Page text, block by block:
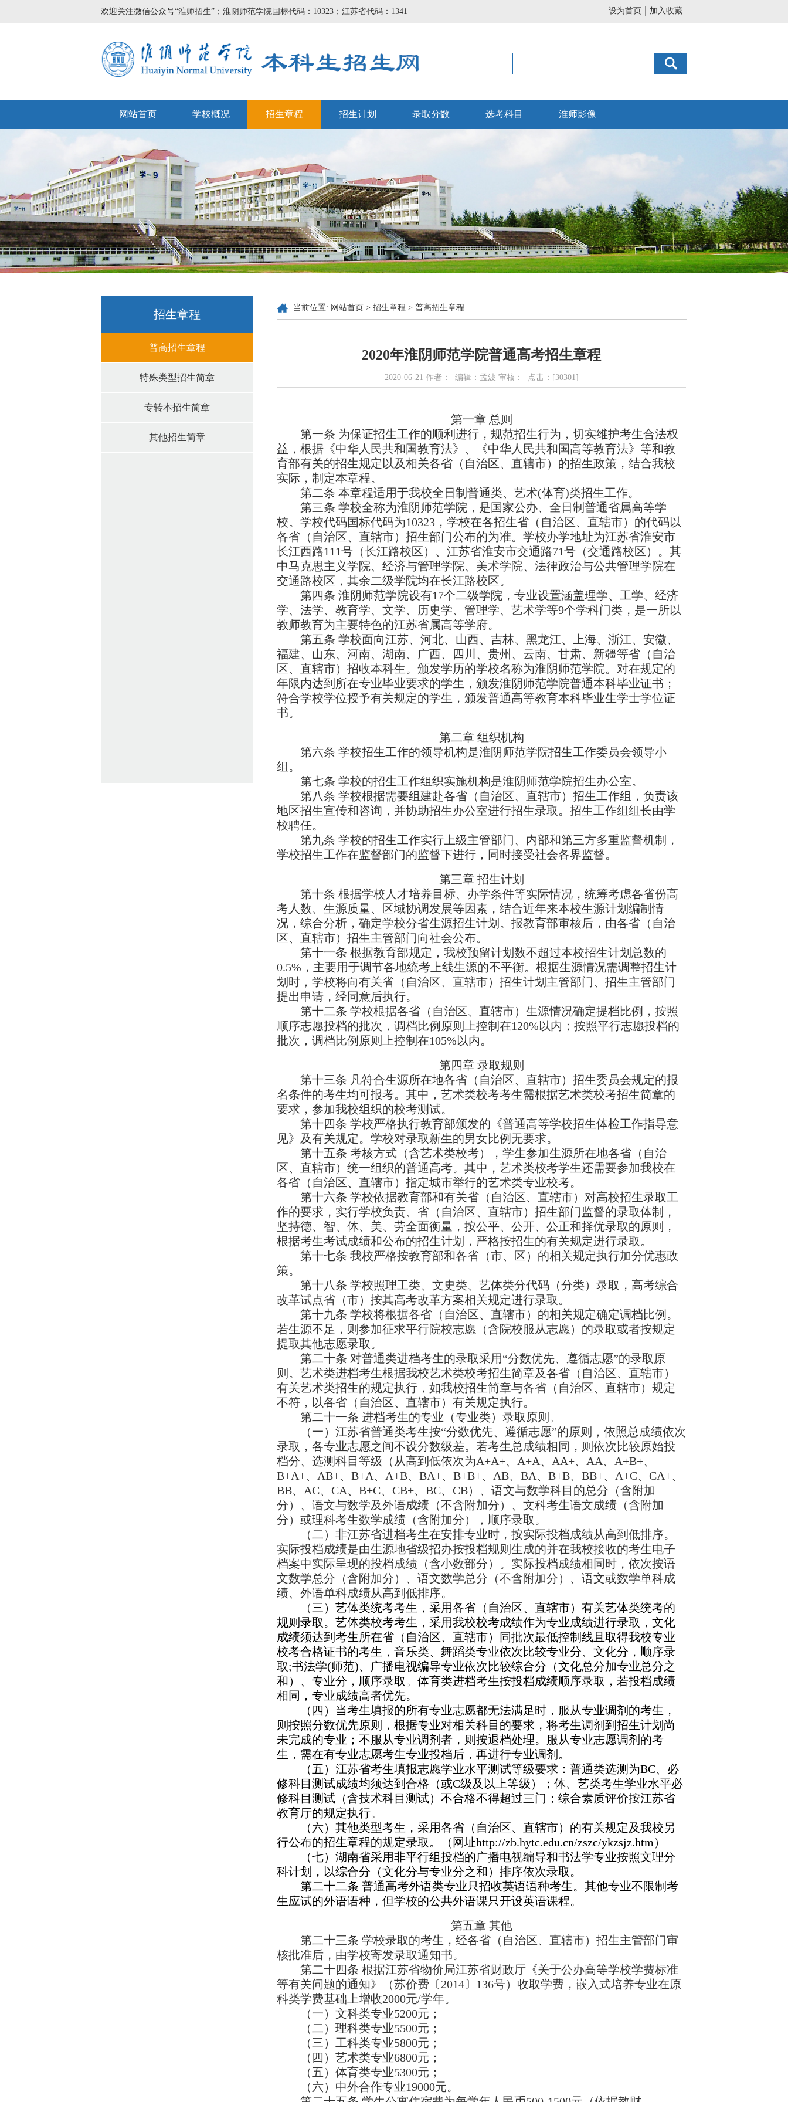
欢迎关注微信公众号“淮师招生”；淮阴师范学院国标代码：10323；江苏省代码：1341 设为首页 加入收藏
网站首页 学校概况 招生章程 招生计划 录取分数 选考科目 淮师影像
招生章程
普高招生章程
特殊类型招生简章
专转本招生简章
其他招生简章
当前位置: 网站首页 > 招生章程 > 普高招生章程
2020年淮阴师范学院普通高考招生章程
2020-06-21 作者： 编辑：孟波 审核： 点击：[30301]
第一章 总则
第一条 为保证招生工作的顺利进行，规范招生行为，切实维护考生合法权
益，根据《中华人民共和国教育法》、《中华人民共和国高等教育法》等和教
育部有关的招生规定以及相关各省（自治区、直辖市）的招生政策，结合我校
实际，制定本章程。
第二条 本章程适用于我校全日制普通类、艺术(体育)类招生工作。
第三条 学校全称为淮阴师范学院，是国家公办、全日制普通省属高等学
校。学校代码国标代码为10323 ，学校在各招生省（自治区、直辖市）的代码以
各省（自治区、直辖市）招生部门公布的为准。学校办学地址为江苏省淮安市
长江西路111号（长江路校区）、江苏省淮安市交通路71号（交通路校区）。其
中马克思主义学院、经济与管理学院、美术学院、法律政治与公共管理学院在
交通路校区，其余二级学院均在长江路校区。
第四条 淮阴师范学院设有17个二级学院，专业设置涵盖理学、工学、经济
学、法学、教育学、文学、历史学、管理学、艺术学等9个学科门类，是一所以
教师教育为主要特色的江苏省属高等学府。
第五条 学校面向江苏、河北、山西、吉林、黑龙江、上海、浙江、安徽、
福建、山东、河南、湖南、广西、四川、贵州、云南、甘肃、新疆等省（自治
区、直辖市）招收本科生。颁发学历的学校名称为淮阴师范学院。对在规定的
年限内达到所在专业毕业要求的学生，颁发淮阴师范学院普通本科毕业证书；
符合学校学位授予有关规定的学生，颁发普通高等教育本科毕业生学士学位证
书。
第二章 组织机构
第六条 学校招生工作的领导机构是淮阴师范学院招生工作委员会领导小
组。
第七条 学校的招生工作组织实施机构是淮阴师范学院招生办公室。
第八条 学校根据需要组建赴各省（自治区、直辖市）招生工作组，负责该
地区招生宣传和咨询，并协助招生办公室进行招生录取。招生工作组组长由学
校聘任。
第九条 学校的招生工作实行上级主管部门、内部和第三方多重监督机制，
学校招生工作在监督部门的监督下进行，同时接受社会各界监督。
第三章 招生计划
第十条 根据学校人才培养目标、办学条件等实际情况，统筹考虑各省份高
考人数、生源质量、区域协调发展等因素，结合近年来本校生源计划编制情
况，综合分析，确定学校分省生源招生计划。报教育部审核后，由各省（自治
区、直辖市）招生主管部门向社会公布。
第十一条 根据教育部规定，我校预留计划数不超过本校招生计划总数的
0.5% ，主要用于调节各地统考上线生源的不平衡。根据生源情况需调整招生计
划时，学校将向有关省（自治区、直辖市）招生计划主管部门、招生主管部门
提出申请，经同意后执行。
第十二条 学校根据各省（自治区、直辖市）生源情况确定提档比例，按照
顺序志愿投档的批次，调档比例原则上控制在120%以内；按照平行志愿投档的
批次，调档比例原则上控制在105%以内。
第四章 录取规则
第十三条 凡符合生源所在地各省（自治区、直辖市）招生委员会规定的报
名条件的考生均可报考。其中，艺术类校考考生需根据艺术类校考招生简章的
要求，参加我校组织的校考测试。
第十四条 学校严格执行教育部颁发的《普通高等学校招生体检工作指导意
见》及有关规定。学校对录取新生的男女比例无要求。
第十五条 考核方式（含艺术类校考），学生参加生源所在地各省（自治
区、直辖市）统一组织的普通高考。其中，艺术类校考学生还需要参加我校在
各省（自治区、直辖市）指定城市举行的艺术类专业校考。
第十六条 学校依据教育部和有关省（自治区、直辖市）对高校招生录取工
作的要求，实行学校负责、省（自治区、直辖市）招生部门监督的录取体制，
坚持德、智、体、美、劳全面衡量，按公平、公开、公正和择优录取的原则，
根据考生考试成绩和公布的招生计划，严格按招生的有关规定进行录取。
第十七条 我校严格按教育部和各省（市、区）的相关规定执行加分优惠政
策。
第十八条 学校照理工类、文史类、艺体类分代码（分类）录取，高考综合
改革试点省（市）按其高考改革方案相关规定进行录取。
第十九条 学校将根据各省 （自治区、直辖市）的相关规定确定调档比例。
若生源不足，则参加征求平行院校志愿（含院校服从志愿）的录取或者按规定
提取其他志愿录取。
第二十条 对普通类进档考生的录取采用“分数优先、遵循志愿”的录取原
则。艺术类进档考生根据我校艺术类校考招生简章及各省（自治区、直辖市）
有关艺术类招生的规定执行，如我校招生简章与各省（自治区、直辖市）规定
不符，以各省（自治区、直辖市）有关规定执行。
第二十一条 进档考生的专业（专业类）录取原则。
（一）江苏省普通类考生按“分数优先、遵循志愿”的原则，依照总成绩依次
录取，各专业志愿之间不设分数级差。若考生总成绩相同，则依次比较原始投
档分、选测科目等级（从高到低依次为A+A+、 A+A、 AA+、 AA、 A+B+、
B+A+、 AB+、 B+A、 A+B、 BA+、 B+B+、 AB、 BA、 B+B、 BB+、 A+C、 CA+、
BB、 AC、 CA、 B+C、 CB+、 BC、 CB）、语文与数学科目的总分（含附加
分）、语文与数学及外语成绩（不含附加分）、文科考生语文成绩（含附加
分）或理科考生数学成绩（含附加分），顺序录取。
（二）非江苏省进档考生在安排专业时，按实际投档成绩从高到低排序。
实际投档成绩是由生源地省级招办按投档规则生成的并在我校接收的考生电子
档案中实际呈现的投档成绩（含小数部分）。实际投档成绩相同时，依次按语
文数学总分（含附加分）、语文数学总分（不含附加分）、语文或数学单科成
绩、外语单科成绩从高到低排序。
（三）艺体类统考考生，采用各省（自治区、直辖市）有关艺体类统考的
规则录取。艺体类校考考生，采用我校校考成绩作为专业成绩进行录取，文化
成绩须达到考生所在省（自治区、直辖市）同批次最低控制线且取得我校专业
校考合格证书的考生，音乐类、舞蹈类专业依次比较专业分、文化分，顺序录
取;书法学(师范)、广播电视编导专业依次比较综合分（文化总分加专业总分之
和）、专业分，顺序录取。体育类进档考生按投档成绩顺序录取，若投档成绩
相同，专业成绩高者优先。
（四）当考生填报的所有专业志愿都无法满足时，服从专业调剂的考生，
则按照分数优先原则，根据专业对相关科目的要求，将考生调剂到招生计划尚
未完成的专业；不服从专业调剂者，则按退档处理。服从专业志愿调剂的考
生，需在有专业志愿考生专业投档后，再进行专业调剂。
（五）江苏省考生填报志愿学业水平测试等级要求：普通类选测为BC、必
修科目测试成绩均须达到合格（或C级及以上等级）；体、艺类考生学业水平必
修科目测试（含技术科目测试）不合格不得超过三门；综合素质评价按江苏省
教育厅的规定执行。
（六）其他类型考生，采用各省（自治区、直辖市）的有关规定及我校另
行公布的招生章程的规定录取。（网址http://zb.hytc.edu.cn/zszc/ykzsjz.htm）
（七）湖南省采用非平行组投档的广播电视编导和书法学专业按照文理分
科计划，以综合分（文化分与专业分之和）排序依次录取。
第二十二条 普通高考外语类专业只招收英语语种考生。其他专业不限制考
生应试的外语语种，但学校的公共外语课只开设英语课程。
第五章 其他
第二十三条 学校录取的考生，经各省（自治区、直辖市）招生主管部门审
核批准后，由学校寄发录取通知书。
第二十四条 根据江苏省物价局江苏省财政厅《关于公办高等学校学费标准
等有关问题的通知》（苏价费〔 2014〕 136号）收取学费，嵌入式培养专业在原
科类学费基础上增收2000元/学年。
（一）文科类专业5200元；
（二）理科类专业5500元；
（三）工科类专业5800元；
（四）艺术类专业6800元；
（五）体育类专业5300元；
（六）中外合作专业19000元。